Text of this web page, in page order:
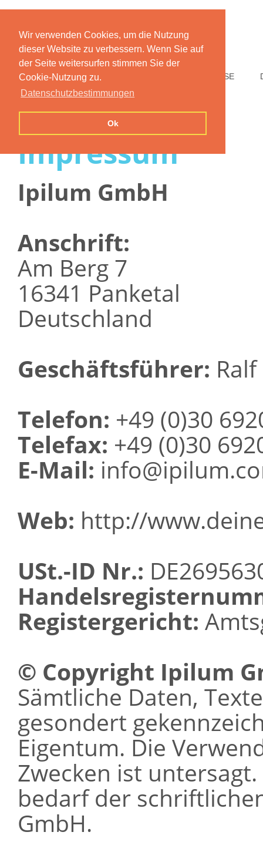
Wir verwenden Cookies, um die Nutzung
dieser Website zu verbessern. Wenn Sie auf
der Seite weitersurfen stimmen Sie der
Cookie-Nutzung zu.
Datenschutzbestimmungen
Ok
HOME PREISE
Impressum
Ipilum GmbH
Anschrift:
Am Berg 7
16341 Panketal
Deutschland
Geschäftsführer:
Telefon: +49 (0)30
Telefax: +49 (0)30
E-Mail:
Web: http://
USt.-ID Nr.:
Registergericht:
© Copyright Ipilum
Sämtliche Daten,
gesondert
Eigentum. Die
Zwecken ist
bedarf der
GmbH.